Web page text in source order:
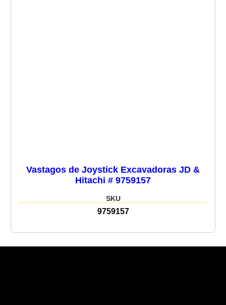
Vastagos de Joystick Excavadoras JD &
Hitachi # 9759157
SKU
9759157